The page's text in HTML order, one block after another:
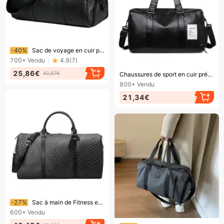
Bientôt la fin !
-40%
Sac de voyage en cuir pour homme, style rétro, grande capacité, bandoulière, avec rangement pour chaussures, sac de sport
700+ Vendu 4.9(7)
25,86€ 42,87€ Bientôt la fin !
Chaussures de sport en cuir prépuce, sèches et humides, chaussures d'entraînement pour hommes, yoga santé, voyage, sac de sport
800+ Vendu
21,34€
Bientôt la fin !
-27%
Sac à main de Fitness en Pu étanche pour hommes, sac à bandoulière en cuir, grand sac de voyage d'affaires, 2024
600+ Vendu